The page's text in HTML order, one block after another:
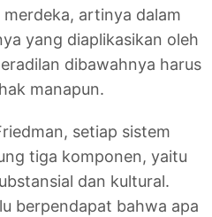
artinya dalam
yang diaplikasikan oleh
dibawahnya harus
manapun.
setiap sistem
tiga komponen, yaitu
dan kultural.
berpendapat bahwa apa